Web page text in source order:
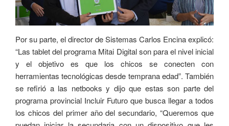
Por su parte, el director de Sistemas Carlos Encina explicó:
“Las tablet del programa Mitai Digital son para el nivel inicial
y el objetivo es que los chicos se conecten con
herramientas tecnológicas desde temprana edad”. También
se refirió a las netbooks y dijo que estas son parte del
programa provincial Incluir Futuro que busca llegar a todos
los chicos del primer año del secundario, “Queremos que